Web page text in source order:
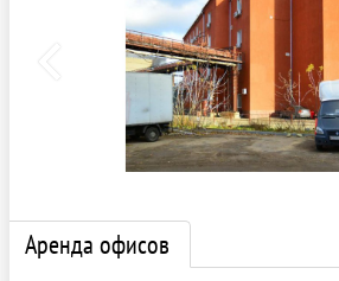
Аренда офисов